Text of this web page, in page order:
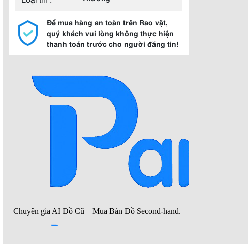
Để mua hàng an toàn trên Rao vặt,
quý khách vui lòng không thực hiện
thanh toán trước cho người đăng tin!